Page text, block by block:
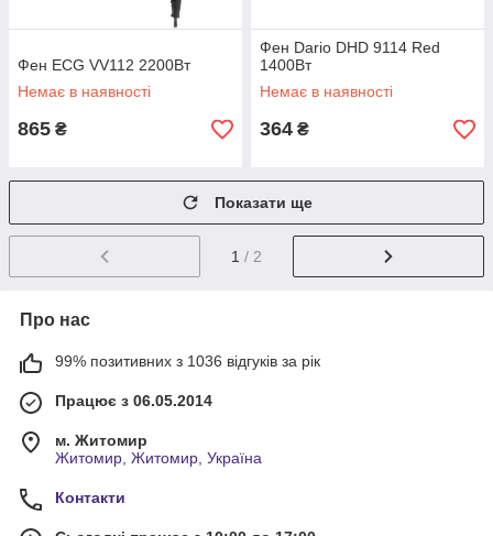
Фен ECG VV112 2200Вт
Немає в наявності
865 ₴
Фен Dario DHD 9114 Red
1400Вт
Немає в наявності
364 ₴
Показати ще
1 / 2
Про нас
99% позитивних з 1036 відгуків за рік
Працює з 06.05.2014
м. Житомир
Житомир, Житомир, Україна
Контакти